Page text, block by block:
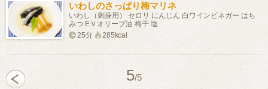
いわしのさっぱり梅マリネ
いわし（刺身用） セロリ にんじん 白ワインビネガー はち
みつ EＶオリーブ油 梅干 塩
25分
285kcal
5/5